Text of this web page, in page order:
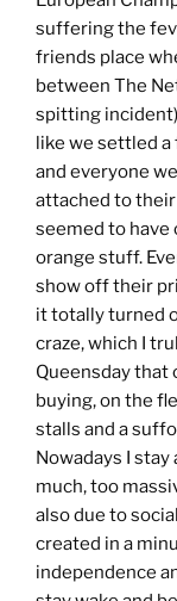
suffering the
friends place
between The
spitting
like we settled
and everyone
attached to their
seemed to have
orange stuff.
show off their
it totally turned
craze, which I
Queensday that
buying, on the
stalls and a
Nowadays I stay
much, too
also due to
created in a
independence